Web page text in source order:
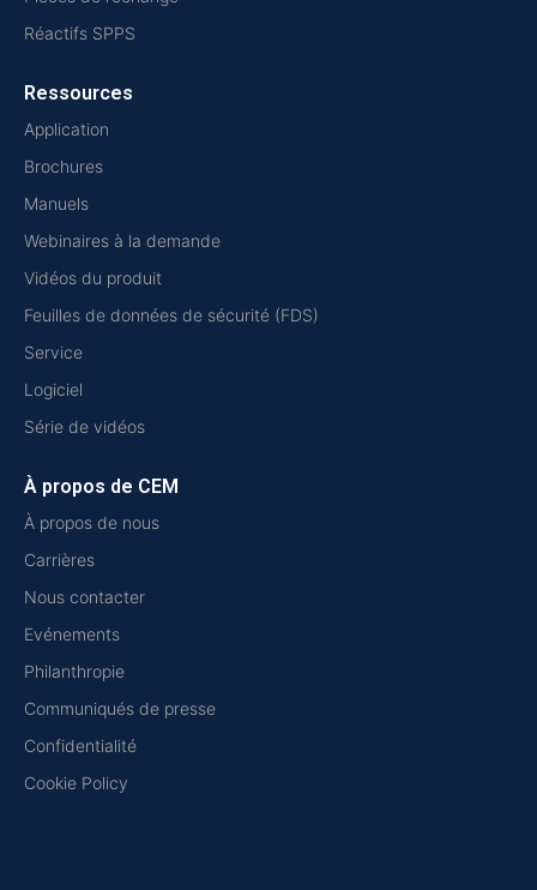
Réactifs SPPS
Ressources
Application
Brochures
Manuels
Webinaires à la demande
Vidéos du produit
Feuilles de données de sécurité (FDS)
Service
Logiciel
Série de vidéos
À propos de CEM
À propos de nous
Carrières
Nous contacter
Evénements
Philanthropie
Communiqués de presse
Confidentialité
Cookie Policy